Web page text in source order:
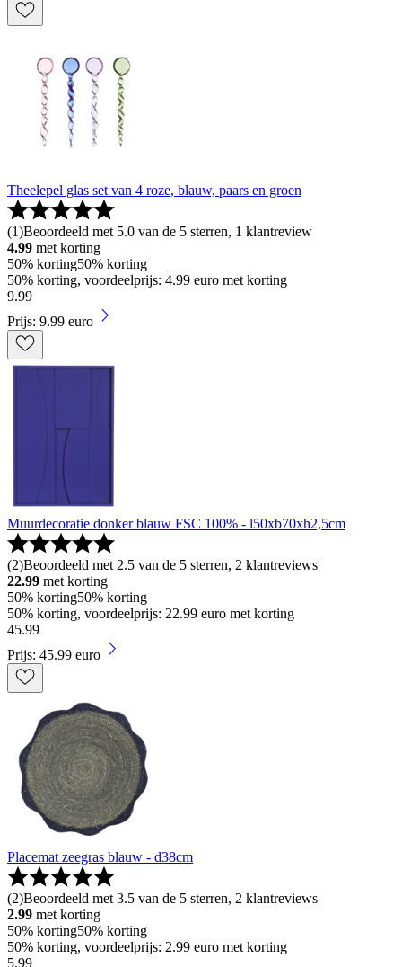
Theelepel glas set van 4 roze, blauw, paars en groen
(1)Beoordeeld met 5.0 van de 5 sterren, 1 klantreview
4.99 met korting
50% korting50% korting
50% korting, voordeelprijs: 4.99 euro met korting
9.99
Prijs: 9.99 euro
Muurdecoratie donker blauw FSC 100% - l50xb70xh2,5cm
(2)Beoordeeld met 2.5 van de 5 sterren, 2 klantreviews
22.99 met korting
50% korting50% korting
50% korting, voordeelprijs: 22.99 euro met korting
45.99
Prijs: 45.99 euro
Placemat zeegras blauw - d38cm
(2)Beoordeeld met 3.5 van de 5 sterren, 2 klantreviews
2.99 met korting
50% korting50% korting
50% korting, voordeelprijs: 2.99 euro met korting
5.99